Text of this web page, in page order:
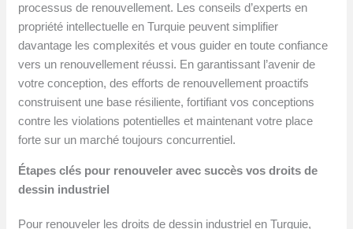
processus de renouvellement. Les conseils d’experts en
propriété intellectuelle en Turquie peuvent simplifier
davantage les complexités et vous guider en toute confiance
vers un renouvellement réussi. En garantissant l’avenir de
votre conception, des efforts de renouvellement proactifs
construisent une base résiliente, fortifiant vos conceptions
contre les violations potentielles et maintenant votre place
forte sur un marché toujours concurrentiel.
Étapes clés pour renouveler avec succès vos droits de
dessin industriel
Pour renouveler les droits de dessin industriel en Turquie,